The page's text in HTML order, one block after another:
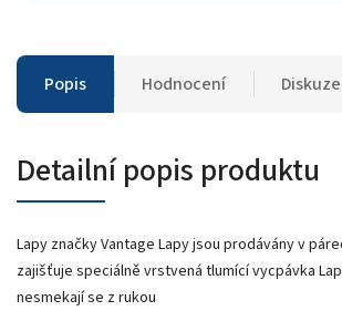
Popis Hodnocení Diskuze
Detailní popis produktu
Lapy značky Vantage Lapy jsou prodávány v
zajišťuje speciálně vrstvená tlumící vycpávka
nesmekají se z rukou